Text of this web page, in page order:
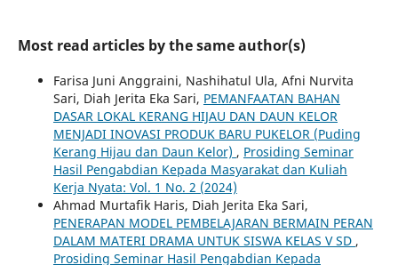
Most read articles by the same author(s)
Farisa Juni Anggraini, Nashihatul Ula, Afni Nurvita
Sari, Diah Jerita Eka Sari, PEMANFAATAN BAHAN
DASAR LOKAL KERANG HIJAU DAN DAUN KELOR
MENJADI INOVASI PRODUK BARU PUKELOR (Puding
Kerang Hijau dan Daun Kelor) , Prosiding Seminar
Hasil Pengabdian Kepada Masyarakat dan Kuliah
Kerja Nyata: Vol. 1 No. 2 (2024)
Ahmad Murtafik Haris, Diah Jerita Eka Sari,
PENERAPAN MODEL PEMBELAJARAN BERMAIN PERAN
DALAM MATERI DRAMA UNTUK SISWA KELAS V SD ,
Prosiding Seminar Hasil Pengabdian Kepada